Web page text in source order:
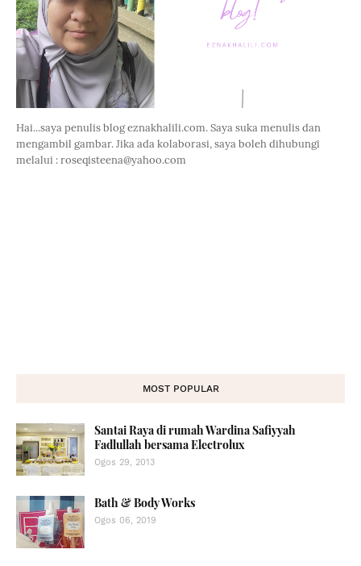
Hai...saya penulis blog eznakhalili.com. Saya suka menulis dan
mengambil gambar. Jika ada kolaborasi, saya boleh dihubungi
melalui : roseqisteena@yahoo.com
MOST POPULAR
Santai Raya di rumah Wardina Safiyyah
Fadlullah bersama Electrolux
Ogos 29, 2013
Bath & Body Works
Ogos 06, 2019